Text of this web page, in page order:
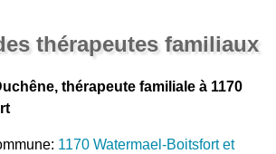
thérapeutes familiaux
thérapeute familiale à 1170
1170 Watermael-Boitsfort et